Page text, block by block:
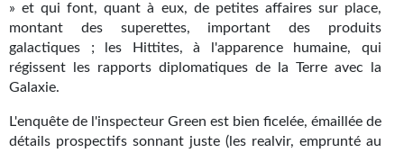
Goodies Gotland
Tirages d’art Une Heure-Lumière
PLUS
À paraître
» et qui font, quant à eux, de petites affaires sur place,
montant des superettes, important des produits
galactiques ; les Hittites, à l'apparence humaine, qui
régissent les rapports diplomatiques de la Terre avec la
Galaxie.
L'enquête de l'inspecteur Green est bien ficelée, émaillée de
détails prospectifs sonnant juste (les realvir, emprunté au